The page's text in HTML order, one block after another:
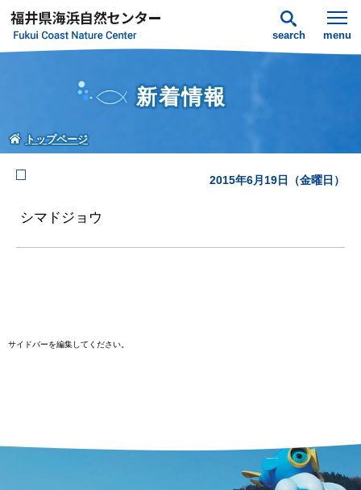
search menu
新着情報
トップページ
2015年6月19日（金曜日）
シマドジョウ
サイドバーを編集してください。